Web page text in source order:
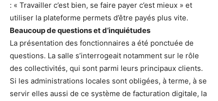
: « Travailler c’est bien, se faire payer c’est mieux » et
utiliser la plateforme permets d’être payés plus vite.
Beaucoup de questions et d’inquiétudes
La présentation des fonctionnaires a été ponctuée de
questions. La salle s’interrogeait notamment sur le rôle
des collectivités, qui sont parmi leurs principaux clients.
Si les administrations locales sont obligées, à terme, à se
servir elles aussi de ce système de facturation digitale, la